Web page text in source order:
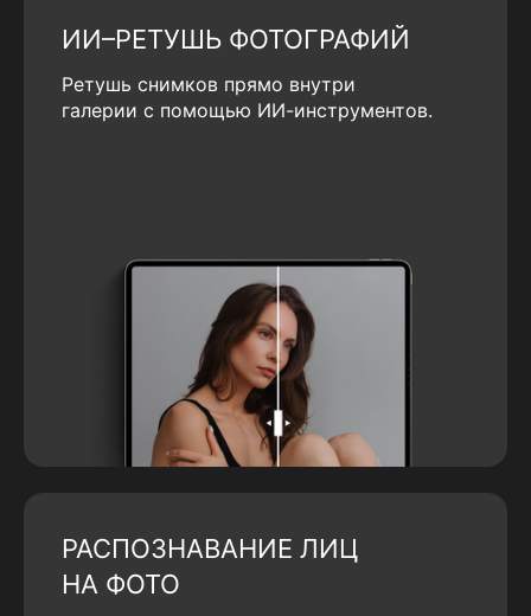
ИИ–РЕТУШЬ ФОТОГРАФИЙ
Ретушь снимков прямо внутри
галерии с помощью ИИ-инструментов.
РАСПОЗНАВАНИЕ ЛИЦ
НА ФОТО